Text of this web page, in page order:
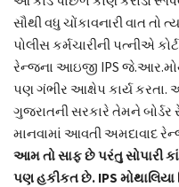
સૌથી વધુ ચોંકાવનારી વાત
પોલીસ કર્મચારીની પત્નીએ
રેન્જના આઇજી IPS
પણ ગંભીર આક્ષેપ કાર્ય
ગુજરાતની સરકારે તેમને
માનવામાં આવતી અમદાવાદ
આમ તો સાફ છે પરંતુ સોપારી
પણ હકીકત છે. IPS મોથાલિયા